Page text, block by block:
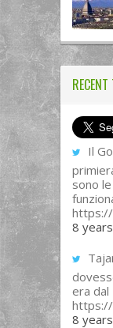
Il
sono
8
era dal
https://
8